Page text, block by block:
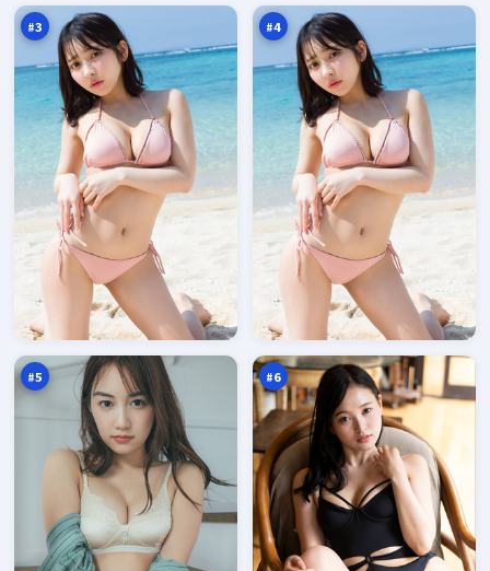
#3 #4
#5
信
号万
#6
玩
家万